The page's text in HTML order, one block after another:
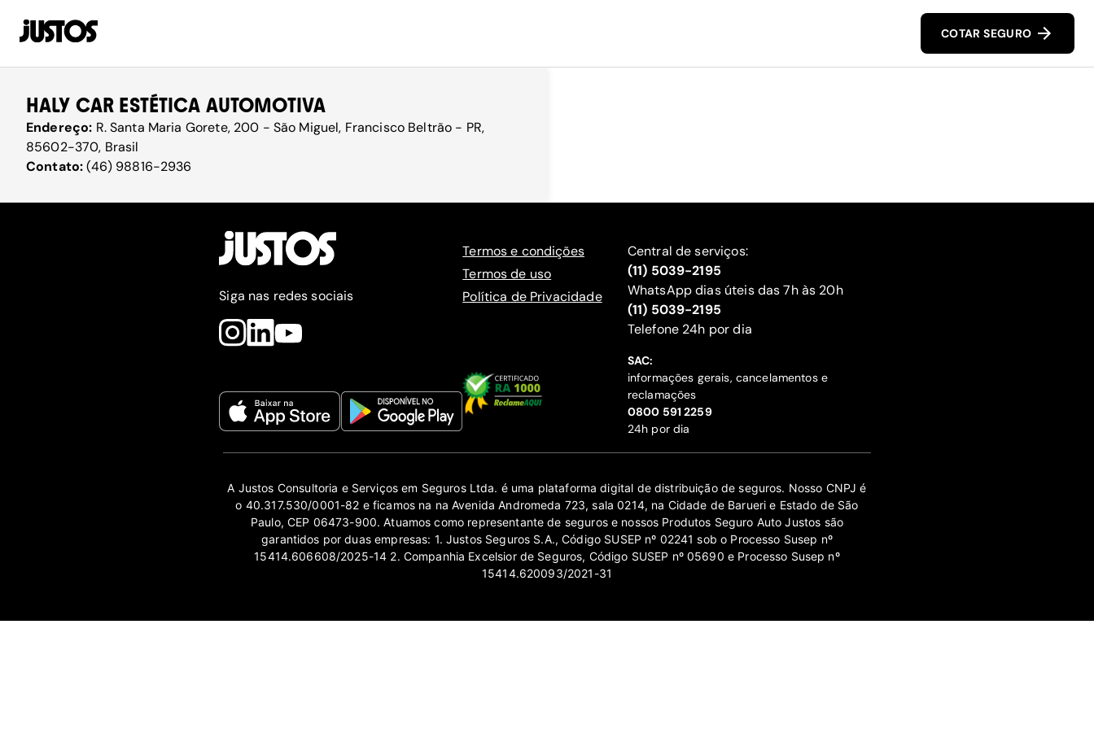
COTAR SEGURO
HALY CAR ESTÉTICA AUTOMOTIVA
Endereço: R. Santa Maria Gorete, 200 - São Miguel, Francisco Beltrão - PR,
85602-370, Brasil
Contato:(46) 98816-2936
Siga nas redes sociais
Termos e condições
Termos de uso
Política de Privacidade
Central de serviços:
(11) 5039-2195
WhatsApp dias úteis das 7h às 20h
(11) 5039-2195
‍Telefone 24h por dia
SAC:
informações gerais, cancelamentos e
reclamações
‍0800 591 2259
24h por dia
A Justos Consultoria e Serviços em Seguros Ltda. é uma plataforma digital de distribuição de seguros. Nosso CNPJ é
o 40.317.530/0001-82 e ficamos na na Avenida Andromeda 723, sala 0214, na Cidade de Barueri e Estado de São
Paulo, CEP 06473-900. Atuamos como representante de seguros e nossos Produtos Seguro Auto Justos são
garantidos por duas empresas: 1. Justos Seguros S.A., Código SUSEP nº 02241 sob o Processo Susep nº
15414.606608/2025-14 2. Companhia Excelsior de Seguros, Código SUSEP nº 05690 e Processo Susep nº
15414.620093/2021-31